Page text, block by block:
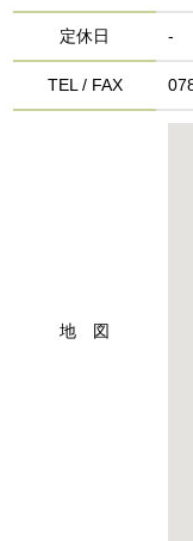
定休日 -
TEL / FAX
地 図